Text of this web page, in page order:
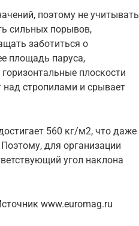
поэтому не учитывать
сильных порывов,
заботиться о
площадь паруса,
плоскости
над стропилами и срывает
560 кг/м2, что даже
для организации
угол наклона
www.euromag.ru